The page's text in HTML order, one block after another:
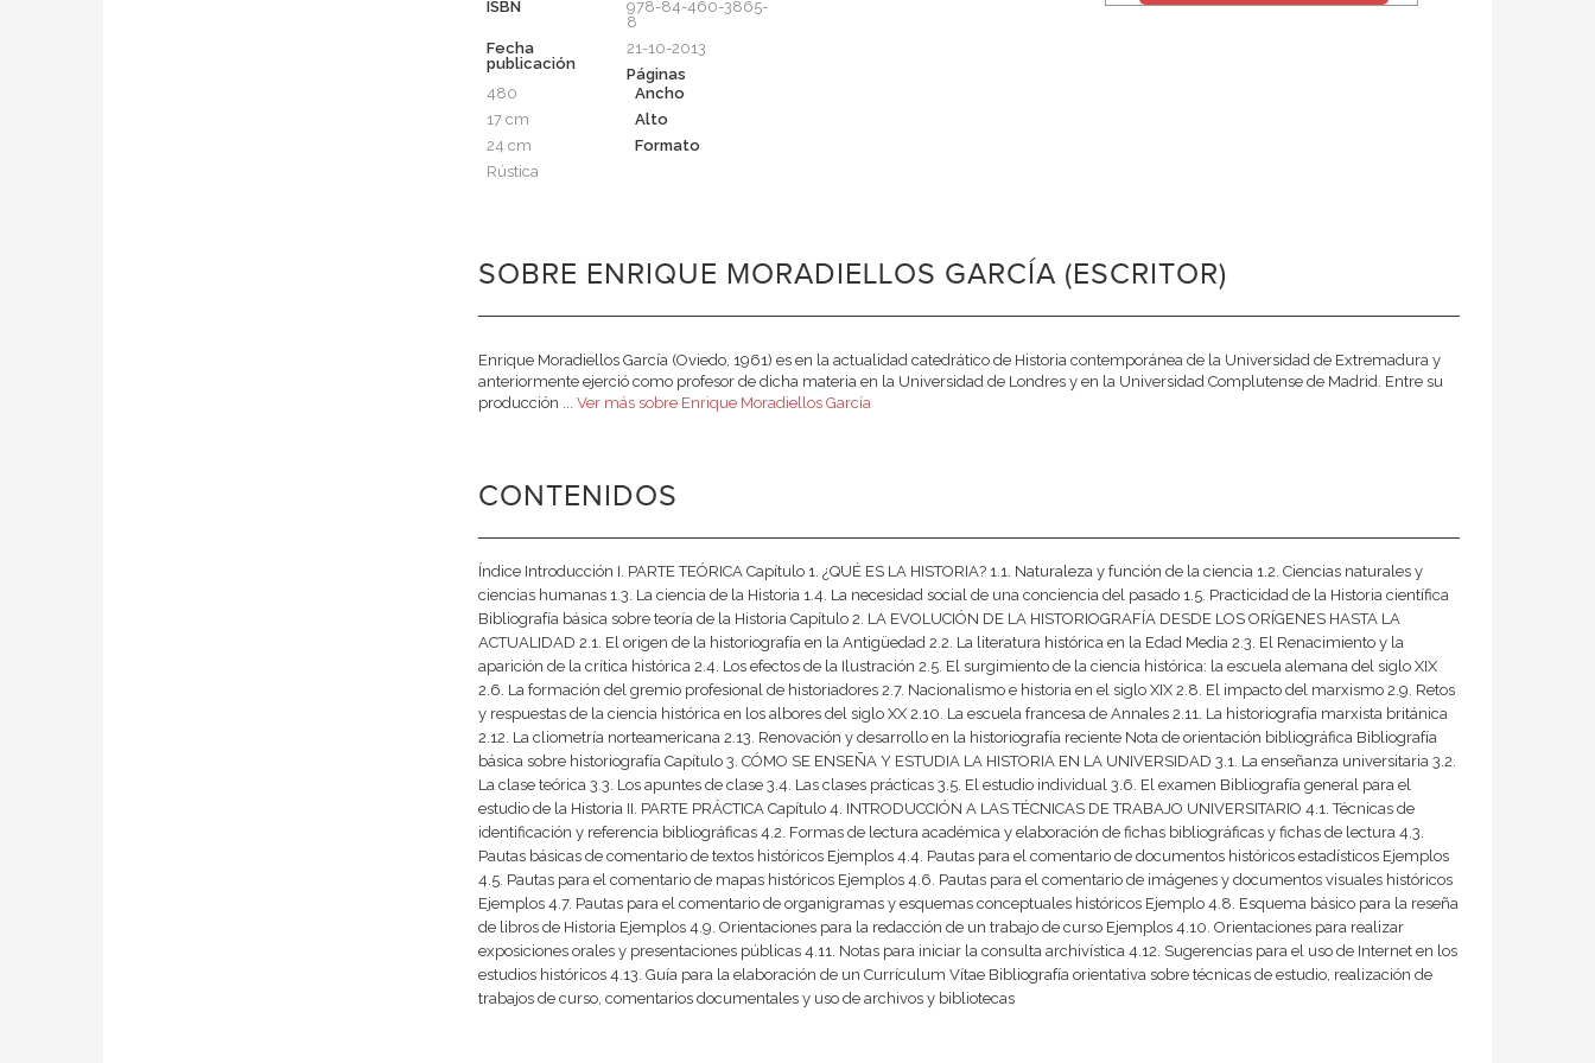
ISBN
978-84-460-3865-
8
Fecha
publicación
21-10-2013
Páginas
480
Ancho
17 cm
Alto
24 cm
Formato
Rústica
SOBRE ENRIQUE MORADIELLOS GARCÍA (ESCRITOR)
Enrique Moradiellos García (Oviedo, 1961) es en la actualidad catedrático de Historia contemporánea de la Universidad de Extremadura y
anteriormente ejerció como profesor de dicha materia en la Universidad de Londres y en la Universidad Complutense de Madrid. Entre su
producción ... Ver más sobre Enrique Moradiellos García
CONTENIDOS
Índice Introducción I. PARTE TEÓRICA Capítulo 1. ¿QUÉ ES LA HISTORIA? 1.1. Naturaleza y función de la ciencia 1.2. Ciencias naturales y
ciencias humanas 1.3. La ciencia de la Historia 1.4. La necesidad social de una conciencia del pasado 1.5. Practicidad de la Historia científica
Bibliografía básica sobre teoría de la Historia Capítulo 2. LA EVOLUCIÓN DE LA HISTORIOGRAFÍA DESDE LOS ORÍGENES HASTA LA
ACTUALIDAD 2.1. El origen de la historiografía en la Antigüedad 2.2. La literatura histórica en la Edad Media 2.3. El Renacimiento y la
aparición de la crítica histórica 2.4. Los efectos de la Ilustración 2.5. El surgimiento de la ciencia histórica: la escuela alemana del siglo XIX
2.6. La formación del gremio profesional de historiadores 2.7. Nacionalismo e historia en el siglo XIX 2.8. El impacto del marxismo 2.9. Retos
y respuestas de la ciencia histórica en los albores del siglo XX 2.10. La escuela francesa de Annales 2.11. La historiografía marxista británica
2.12. La cliometría norteamericana 2.13. Renovación y desarrollo en la historiografía reciente Nota de orientación bibliográfica Bibliografía
básica sobre historiografía Capítulo 3. CÓMO SE ENSEÑA Y ESTUDIA LA HISTORIA EN LA UNIVERSIDAD 3.1. La enseñanza universitaria 3.2.
La clase teórica 3.3. Los apuntes de clase 3.4. Las clases prácticas 3.5. El estudio individual 3.6. El examen Bibliografía general para el
estudio de la Historia II. PARTE PRÁCTICA Capítulo 4. INTRODUCCIÓN A LAS TÉCNICAS DE TRABAJO UNIVERSITARIO 4.1. Técnicas de
identificación y referencia bibliográficas 4.2. Formas de lectura académica y elaboración de fichas bibliográficas y fichas de lectura 4.3.
Pautas básicas de comentario de textos históricos Ejemplos 4.4. Pautas para el comentario de documentos históricos estadísticos Ejemplos
4.5. Pautas para el comentario de mapas históricos Ejemplos 4.6. Pautas para el comentario de imágenes y documentos visuales históricos
Ejemplos 4.7. Pautas para el comentario de organigramas y esquemas conceptuales históricos Ejemplo 4.8. Esquema básico para la reseña
de libros de Historia Ejemplos 4.9. Orientaciones para la redacción de un trabajo de curso Ejemplos 4.10. Orientaciones para realizar
exposiciones orales y presentaciones públicas 4.11. Notas para iniciar la consulta archivística 4.12. Sugerencias para el uso de Internet en los
estudios históricos 4.13. Guía para la elaboración de un Currículum Vítae Bibliografía orientativa sobre técnicas de estudio, realización de
trabajos de curso, comentarios documentales y uso de archivos y bibliotecas